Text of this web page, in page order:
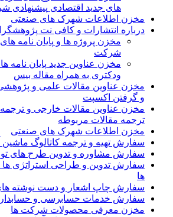
های جدید اقتصادی پیشنهادی
مخزن اطلاعات شهرک های صنعتی
درباره انتشارات و کافی نت
مخزن پروژه ها و پایان نامه
شرکت
مخزن عناوین جدید پایان نامه
ودکتری به همراه مقاله بیس
و گرفتن اکسپت
مخزن عناوین مقالات خارجی و
ترجمه مقالات مربوطه
مخزن اطلاعات شهرک های صنعتی
سفارش تهیه و ترجمه کاتالوگ ماشین
سفارش مشاوره و تدوین طرح های
سفارش تدوین و طراحی استراتژی
ها
سفارش چاپ اشعار و دست نوشته
سفارش خدمات حسابرسی و
مخزن معرفی محصولات شرکت ها